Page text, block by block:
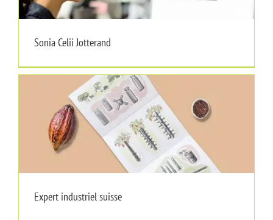
Sonia Celii Jotterand
Expert industriel suisse
Expert industriel suisse